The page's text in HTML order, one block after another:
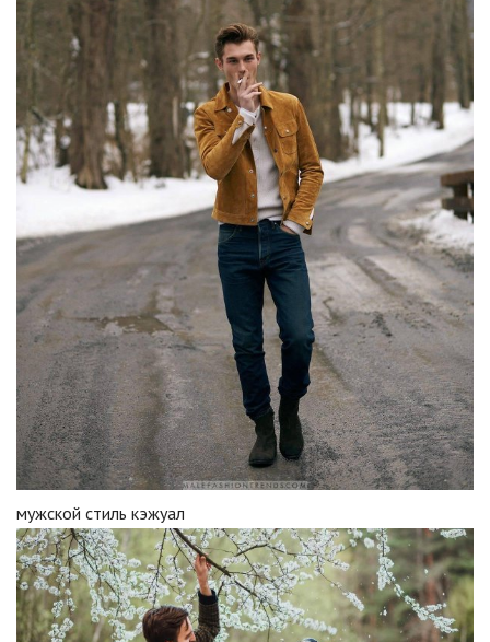
мужской стиль кэжуал